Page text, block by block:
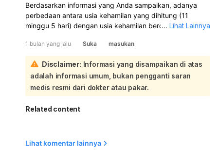
Berdasarkan informasi yang Anda sampaikan, adanya
perbedaan antara usia kehamilan yang dihitung (11
minggu 5 hari) dengan usia kehamilan berdasarkan USG
kehamilan tanpa janin, serta flek coklat yang muncul,
perlu menjadi perhatian serius:
Kondisi ini bisa mengindikasikan beberapa hal, salah
satunya adalah kehamilan kosong ataublighted ovum
Kehamilan kosong terjadi ketika kantung kehamilan
terbentuk dan tumbuh, namun embrio atau janin tidak
berkembang di dalamnya. Pada usia kehamilan 6 minggu,
janin, ini bisa menjadi tanda kehamilan kosong. Flek
... Lihat Lainnya
1 bulan yang lalu Suka masukan
Disclaimer: Informasi yang disampaikan di atas
adalah informasi umum, bukan pengganti saran
medis resmi dari dokter atau pakar.
Related content
Lihat komentar lainnya